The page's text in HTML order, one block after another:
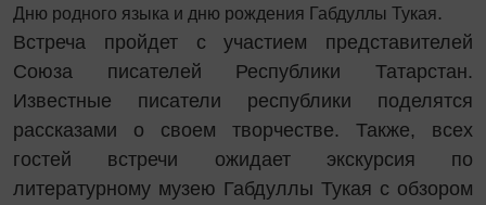
Дню родного языка и дню рождения Габдуллы Тукая.
Встреча пройдет с участием представителей
Союза писателей Республики Татарстан.
Известные писатели республики поделятся
рассказами о своем творчестве. Также, всех
гостей встречи ожидает экскурсия по
литературному музею Габдуллы Тукая с обзором